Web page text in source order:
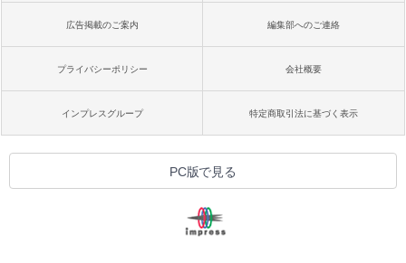
広告掲載のご案内 編集部へのご連絡
プライバシーポリシー 会社概要
インプレスグループ 特定商取引法に基づく表示
PC版で見る